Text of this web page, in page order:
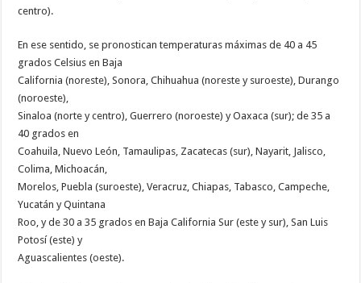
centro).
En ese sentido, se pronostican temperaturas máximas de 40 a 45
grados Celsius en Baja
California (noreste), Sonora, Chihuahua (noreste y suroeste), Durango
(noroeste),
Sinaloa (norte y centro), Guerrero (noroeste) y Oaxaca (sur); de 35 a
40 grados en
Coahuila, Nuevo León, Tamaulipas, Zacatecas (sur), Nayarit, Jalisco,
Colima, Michoacán,
Morelos, Puebla (suroeste), Veracruz, Chiapas, Tabasco, Campeche,
Yucatán y Quintana
Roo, y de 30 a 35 grados en Baja California Sur (este y sur), San Luis
Potosí (este) y
Aguascalientes (oeste).